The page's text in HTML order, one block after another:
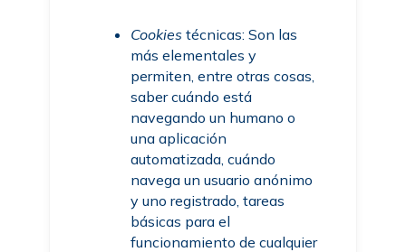
Cookies técnicas: Son las
más elementales y
permiten, entre otras cosas,
saber cuándo está
navegando un humano o
una aplicación
automatizada, cuándo
navega un usuario anónimo
y uno registrado, tareas
básicas para el
funcionamiento de cualquier